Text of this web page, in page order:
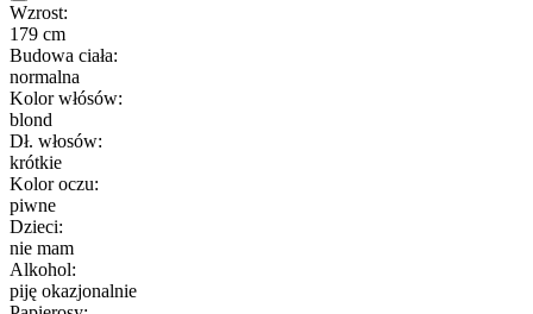
Wzrost:
179 cm
Budowa ciała:
normalna
Kolor włósów:
blond
Dł. włosów:
krótkie
Kolor oczu:
piwne
Dzieci:
nie mam
Alkohol:
piję okazjonalnie